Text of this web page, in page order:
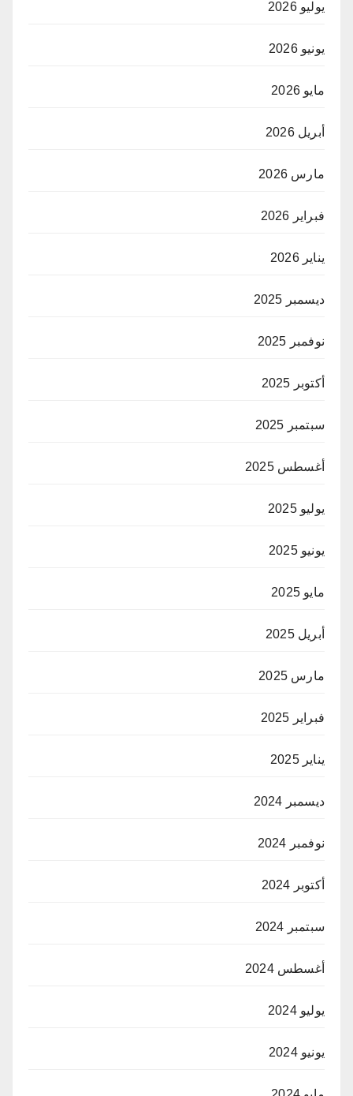
يوليو 2026
يونيو 2026
مايو 2026
أبريل 2026
مارس 2026
فبراير 2026
يناير 2026
ديسمبر 2025
نوفمبر 2025
أكتوبر 2025
سبتمبر 2025
أغسطس 2025
يوليو 2025
يونيو 2025
مايو 2025
أبريل 2025
مارس 2025
فبراير 2025
يناير 2025
ديسمبر 2024
نوفمبر 2024
أكتوبر 2024
سبتمبر 2024
أغسطس 2024
يوليو 2024
يونيو 2024